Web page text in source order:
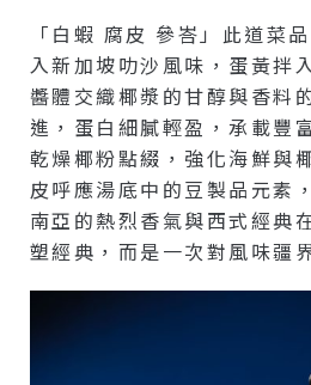
「白蝦 腐皮 參峇」此道菜
入新加坡叻沙風味，蛋黃拌
醬體交織椰漿的甘醇與香料
進，蛋白細膩輕盈，承載豐
乾燥椰粉點綴，強化海鮮與
皮呼應湯底中的豆製品元素
南亞的熱烈香氣與西式經典
塑經典，而是一次對風味疆